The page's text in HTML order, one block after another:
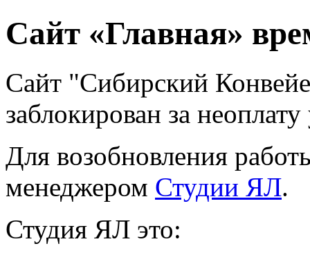
Сайт «Главная»
Сайт "Сибирский
заблокирован за
Для возобновления
менеджером Студии ЯЛ.
Студия ЯЛ это: